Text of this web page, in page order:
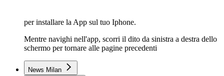
per installare la App sul tuo Iphone.
Mentre navighi nell'app, scorri il dito da sinistra a destra dello
schermo per tornare alle pagine precedenti
News Milan